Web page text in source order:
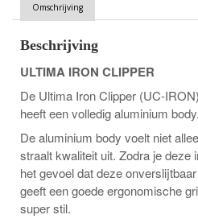
Omschrijving
Beschrijving
ULTIMA IRON CLIPPER
De Ultima Iron Clipper (UC-
heeft een volledig aluminium body.
De aluminium body voelt niet
straalt kwaliteit uit. Zodra je deze
het gevoel dat deze
geeft een goede ergonomische
super stil.